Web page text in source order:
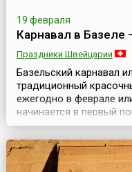
19 февраля
Карнавал в Базеле
Праздники Швейцарии
Базельский карнавал
традиционный
ежегодно в феврале
начинается в первый
среды (дата начала
длится три дня и
праздником такого
год собирая тысячи